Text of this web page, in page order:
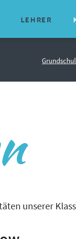
Konzepte
LEHRER
unserer